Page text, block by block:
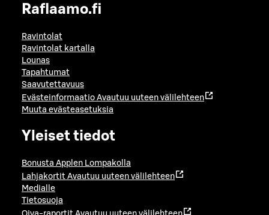
Raflaamo.fi
Ravintolat
Ravintolat kartalla
Lounas
Tapahtumat
Saavutettavuus
Evästeinformaatio Avautuu uuteen välilehteen
Muuta evästeasetuksia
Yleiset tiedot
Bonusta Applen Lompakolla
Lahjakortit Avautuu uuteen välilehteen
Medialle
Tietosuoja